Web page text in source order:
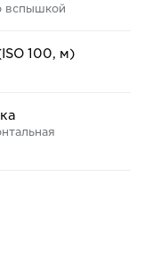
вспышкой
100, м)